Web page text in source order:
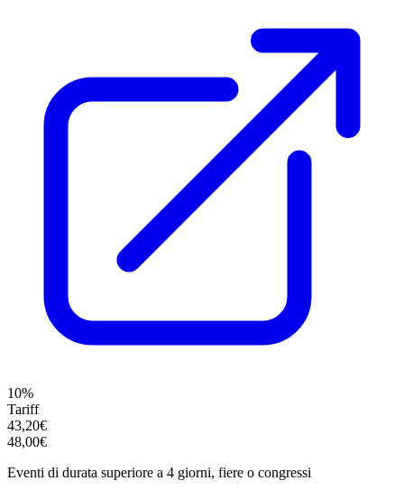
10%
Tariff
43,20€
48,00€
Eventi di durata superiore a 4 giorni, fiere o congressi